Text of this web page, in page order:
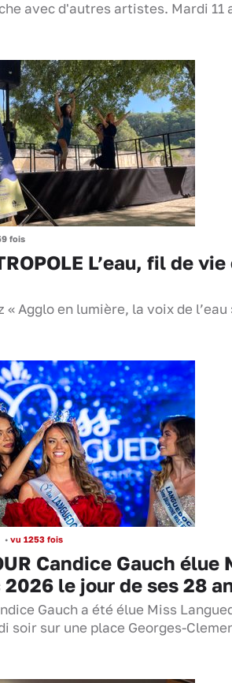
avec d'autres artistes. Mardi 11
fois
L’eau, fil de
« Agglo en lumière, la voix de l’eau
• vu 1253 fois
Candice Gauch élue
le jour de ses 28
Gauch a été élue Miss
soir sur une place Georges-